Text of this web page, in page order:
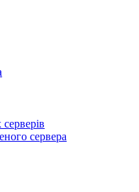
сервера